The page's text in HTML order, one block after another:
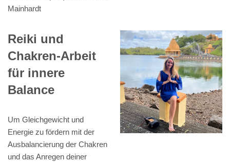
Mainhardt
Reiki und
Chakren-Arbeit
für innere
Balance
Um Gleichgewicht und
Energie zu fördern mit der
Ausbalancierung der Chakren
und das Anregen deiner